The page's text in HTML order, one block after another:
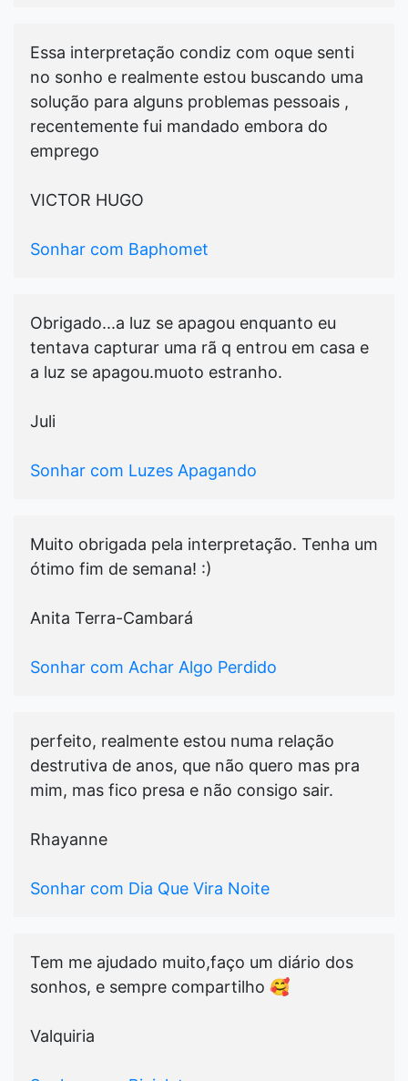
Essa interpretação condiz com oque senti
no sonho e realmente estou buscando uma
solução para alguns problemas pessoais ,
recentemente fui mandado embora do
emprego
VICTOR HUGO
Sonhar com Baphomet
Obrigado...a luz se apagou enquanto eu
tentava capturar uma rã q entrou em casa e
a luz se apagou.muoto estranho.
Juli
Sonhar com Luzes Apagando
Muito obrigada pela interpretação. Tenha um
ótimo fim de semana! :)
Anita Terra-Cambará
Sonhar com Achar Algo Perdido
perfeito, realmente estou numa relação
destrutiva de anos, que não quero mas pra
mim, mas fico presa e não consigo sair.
Rhayanne
Sonhar com Dia Que Vira Noite
Tem me ajudado muito,faço um diário dos
sonhos, e sempre compartilho 🥰
Valquiria